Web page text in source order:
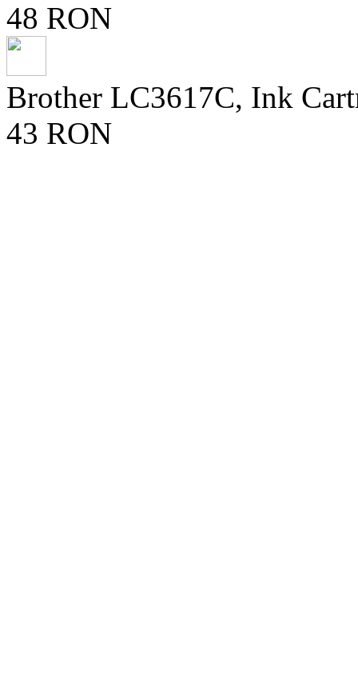
48 RON
Brother LC3617C, Ink
43 RON